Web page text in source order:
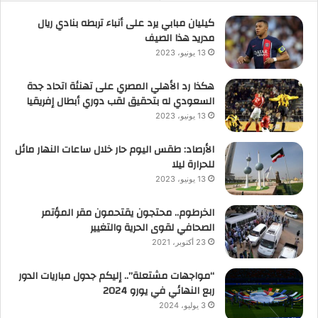
كيليان مبابي يرد على أنباء تربطه بنادي ريال
مدريد هذا الصيف
13 يونيو، 2023
هكذا رد الأهلي المصري على تهنئة اتحاد جدة
السعودي له بتحقيق لقب دوري أبطال إفريقيا
13 يونيو، 2023
الأرصاد: طقس اليوم حار خلال ساعات النهار مائل
للحرارة ليلا
13 يونيو، 2023
الخرطوم.. محتجون يقتحمون مقر المؤتمر
الصحافي لقوى الحرية والتغيير
23 أكتوبر، 2021
“مواجهات مشتعلة”.. إليكم جدول مباريات الدور
ربع النهائي في يورو 2024
3 يوليو، 2024